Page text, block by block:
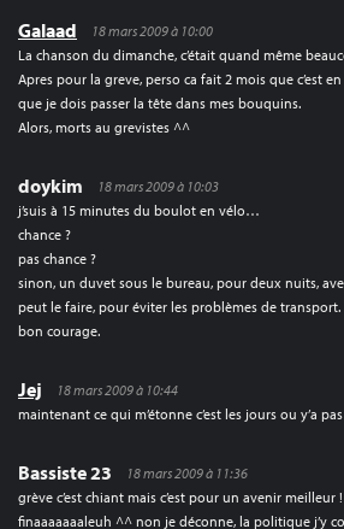
Galaad
18 mars 2009 à 10:00
La chanson du dimanche, c’était quand même
Apres pour la greve, perso ca fait 2 mois que c’est
que je dois passer la tête dans mes bouquins.
Alors, morts au grevistes ^^
doykim
18 mars 2009 à 10:03
j’suis à 15 minutes du boulot en vélo…
chance ?
pas chance ?
sinon, un duvet sous le bureau, pour deux nuits,
peut le faire, pour éviter les problèmes de transport.
bon courage.
Jej
18 mars 2009 à 10:44
maintenant ce qui m’étonne c’est les jours ou y’a
Bassiste 23
18 mars 2009 à 11:36
grève c’est chiant mais c’est pour un avenir meilleur
finaaaaaaaleuh ^^ non je déconne, la politique j’y